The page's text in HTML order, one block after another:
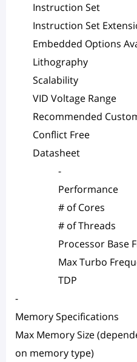
Instruction Set
Instruction Set
Embedded Options
Lithography
Scalability
VID Voltage Range
Recommended
Conflict Free
Datasheet
-
Performance
# of Cores
# of Threads
Processor Base
Max Turbo
TDP
-
Memory Specifications
Max Memory Size
on memory type)